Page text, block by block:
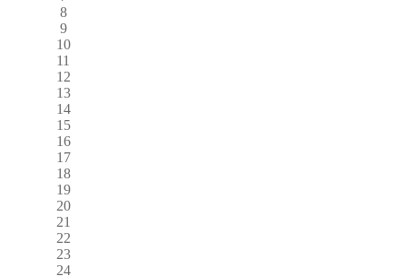
8
9
10
11
12
13
14
15
16
17
18
19
20
21
22
23
24